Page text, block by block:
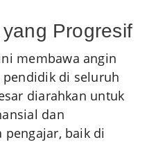
Progresif
membawa angin
di seluruh
diarahkan untuk
dan
baik di